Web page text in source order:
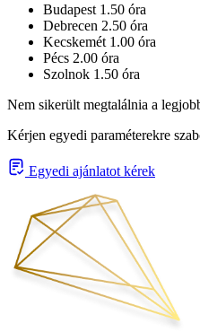
Budapest 1.50 óra
Debrecen 2.50 óra
Kecskemét 1.00 óra
Pécs 2.00 óra
Szolnok 1.50 óra
Nem sikerült megtalálnia a
Kérjen egyedi paraméterekre
Egyedi ajánlatot kérek